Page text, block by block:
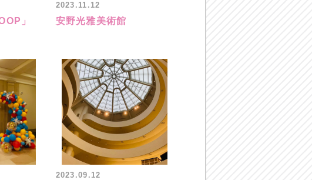
」
2023.11.12
安野光雅美術館
2023.09.12